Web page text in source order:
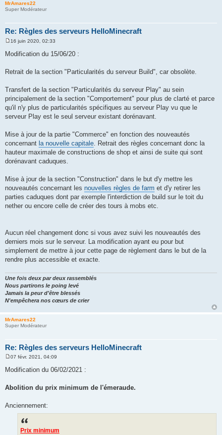
MrAmares22
Super Modérateur
Re: Règles des serveurs HelloMinecraft
s
g
16 juin 2020, 02:33
Modification du 15/06/20 :
Retrait de la section "Particularités du serveur Build", car obsolète.
Transfert de la section "Particularités du serveur Play" au sein
principalement de la section "Comportement" pour plus de clarté et parce
qu'il n'y plus de particularités spécifiques au serveur Play vu que le
serveur Play est le seul serveur existant dorénavant.
Mise à jour de la partie "Commerce" en fonction des nouveautés
concernant la nouvelle capitale . Retrait des règles concernant donc la
hauteur maximale de constructions de shop et ainsi de suite qui sont
dorénavant caduques.
Mise à jour de la section "Construction" dans le but d'y mettre les
nouveautés concernant les nouvelles règles de farm et d'y retirer les
parties caduques dont par exemple l'interdiction de build sur le toit du
nether ou encore celle de créer des tours à mobs etc.
Aucun réel changement donc si vous avez suivi les nouveautés des
derniers mois sur le serveur. La modification ayant eu pour but
simplement de mettre à jour cette page de règlement dans le but de la
rendre plus accessible et exacte.
Une fois deux par deux rassemblés
Nous partirons le poing levé
Jamais la peur d'être blessés
N'empêchera nos cœurs de crier
MrAmares22
Super Modérateur
Re: Règles des serveurs HelloMinecraft
s
a
g
07 févr. 2021, 04:09
Modification du 06/02/2021 :
Abolition du prix minimum de l'émeraude.
Anciennement:
Prix minimum